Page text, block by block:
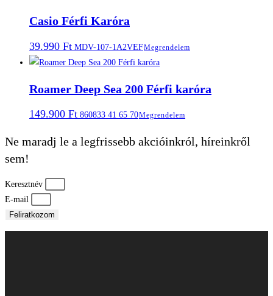
Casio Férfi Karóra
39.990 Ft MDV-107-1A2VEFMegrendelem
Roamer Deep Sea 200 Férfi karóra
149.900 Ft 860833 41 65 70Megrendelem
Ne maradj le a legfrissebb akcióinkról, híreinkről
sem!
Keresztnév
E-mail
Feliratkozom